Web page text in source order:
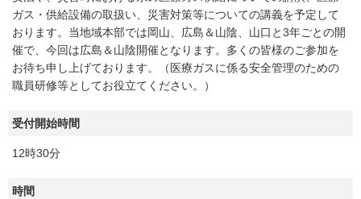
MGR
利用規約
特定商取引法に基づく表記
ガス・供給設備の取扱い、災害対策等についての講義を予定して
おります。当地域本部では岡山、広島＆山陰、山口と3年ごとの開
催で、今回は広島＆山陰開催となります。多くの皆様のご参加を
お待ち申し上げております。（医療ガスに係る安全管理のための
職員研修等としてお役立てください。）
受付開始時間
12時30分
時間